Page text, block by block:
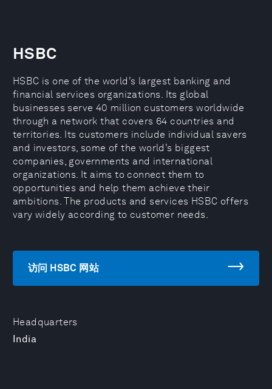
Headquarters
India
HSBC
HSBC is one of the world’s largest banking and
financial services organizations. Its global
businesses serve 40 million customers worldwide
through a network that covers 64 countries and
territories. Its customers include individual savers
and investors, some of the world’s biggest
companies, governments and international
organizations. It aims to connect them to
opportunities and help them achieve their
ambitions. The products and services HSBC offers
vary widely according to customer needs.
访问 HSBC 网站